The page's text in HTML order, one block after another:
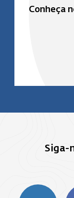
Conheça
Siga-